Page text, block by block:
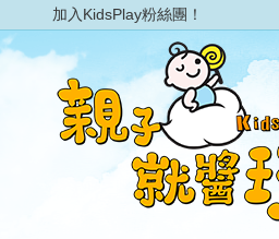
加入KidsPlay粉絲團！